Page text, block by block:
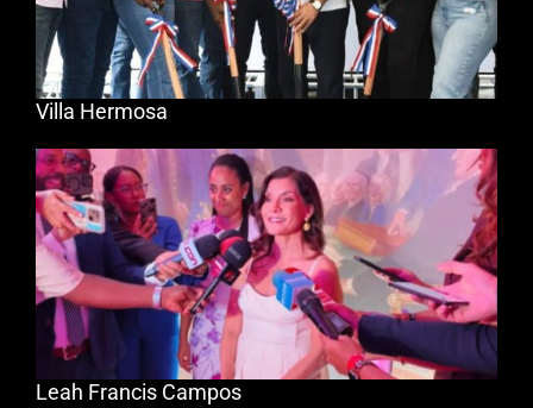
Villa Hermosa
Leah Francis Campos